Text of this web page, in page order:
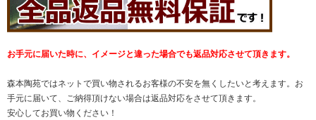
お手元に届いた時に、イメージと違った場合でも返品対応させて頂きます。
森本陶苑ではネットで買い物されるお客様の不安を無くしたいと考えます。お
手元に届いて、ご納得頂けない場合は返品対応をさせて頂きます。
安心してお買い物ください！